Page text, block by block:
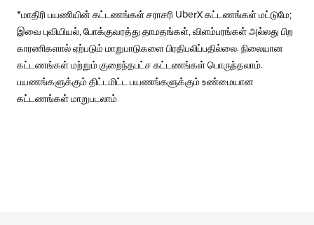
*மாதிரி பயணியின் கட்டணங்கள் சராசரி UberX கட்டணங்கள் மட்டுமே;
இவை புவியியல், போக்குவரத்து தாமதங்கள், விளம்பரங்கள் அல்லது பிற
காரணிகளால் ஏற்படும் மாறுபாடுகளை பிரதிபலிப்பதில்லை. நிலையான
கட்டணங்கள் மற்றும் குறைந்தபட்ச கட்டணங்கள் பொருந்தலாம்.
பயணங்களுக்கும் திட்டமிட்ட பயணங்களுக்கும் உண்மையான
கட்டணங்கள் மாறுபடலாம்.